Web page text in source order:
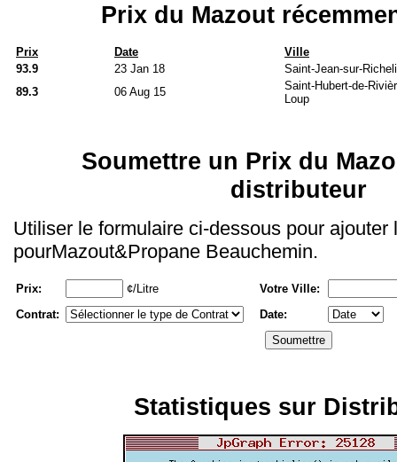
Prix du Mazout
Prix Date
Ville
93.9
23 Jan 18
Saint-Jean-sur-
89.3
06 Aug 15
Saint-Hubert-de-
Loup
Soumettre un Prix du
distributeur
Utiliser le formulaire ci-dessous pour ajouter
pourMazout&Propane Beauchemin.
Prix: ¢/Litre
Votre Ville:
Contrat:
Date:
Statistiques sur